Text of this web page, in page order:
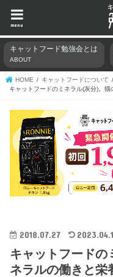
menu
キャットフード勉強会とは
ABOUT
HOME
キャットフードについて
キャットフードのミネラル(灰分)。
2018.07.27
キャットフードの
ネラルの働きと栄